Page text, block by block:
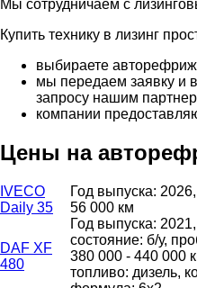
Мы сотрудничаем с
Купить технику в лизинг
выбираете
мы передаем заявку
запросу нашим
компании
Цены на
IVECO
Daily 35
Год выпуска:
56 000 км
DAF XF
480
Год выпуска: 2021,
состояние: б/у,
380 000 - 440 000
топливо: дизель,